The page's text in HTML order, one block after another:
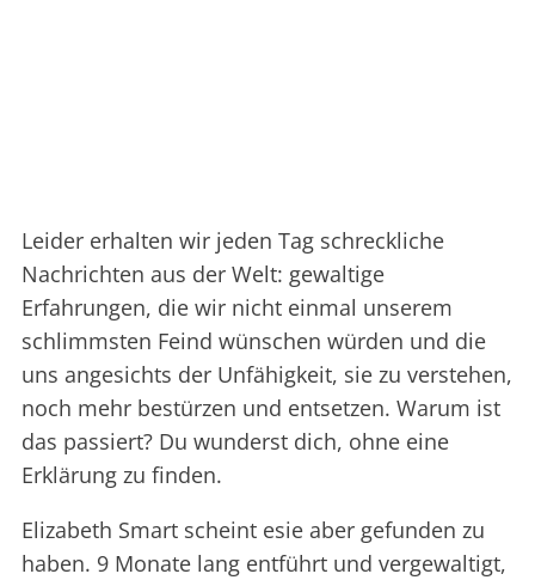
Leider erhalten wir jeden Tag schreckliche
Nachrichten aus der Welt: gewaltige
Erfahrungen, die wir nicht einmal unserem
schlimmsten Feind wünschen würden und die
uns angesichts der Unfähigkeit, sie zu verstehen,
noch mehr bestürzen und entsetzen. Warum ist
das passiert? Du wunderst dich, ohne eine
Erklärung zu finden.
Elizabeth Smart scheint esie aber gefunden zu
haben. 9 Monate lang entführt und vergewaltigt,